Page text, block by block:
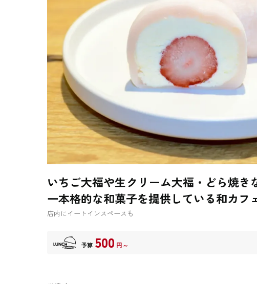
いちご大福や生クリーム大福・どら焼き
一本格的な和菓子を提供している和カフ
店内にイートインスペースも
予算 500 円～